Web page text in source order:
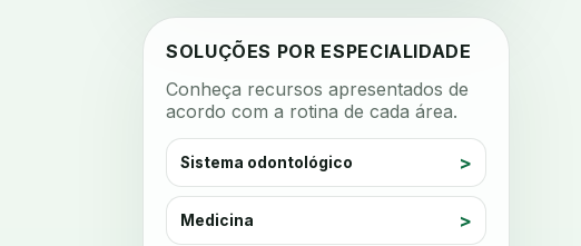
anestesia local anotacoes
ansiedade ansiedade infantil
ansiedade na cadeira
ansiedade odontologica
antes e depois
SOLUÇÕES POR ESPECIALIDADE
Conheça recursos apresentados de
acordo com a rotina de cada área.
Sistema odontológico
Medicina